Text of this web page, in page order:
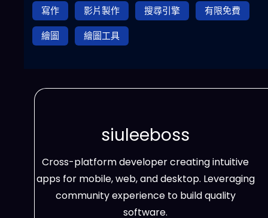
寫作
影片製作 搜尋引擎
有限免費
繪圖
繪圖工具
siuleeboss
Cross-platform developer creating intuitive
apps for mobile, web, and desktop. Leveraging
community experience to build quality
software.